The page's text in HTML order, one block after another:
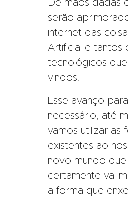
De mãos dadas
serão
internet das
Artificial e tantos
tecnológicos
vindos.
Esse avanço
necessário, até
vamos utilizar as
existentes ao
novo mundo
certamente vai
a forma que